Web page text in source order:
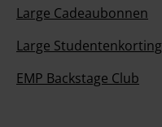
Large Cadeaubonnen
Large Studentenkorting
EMP Backstage Club